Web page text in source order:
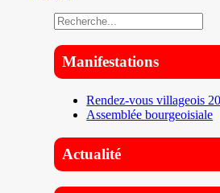
Manifestations
Rendez-vous villageois
Assemblée bourgeoisiale
Actualité